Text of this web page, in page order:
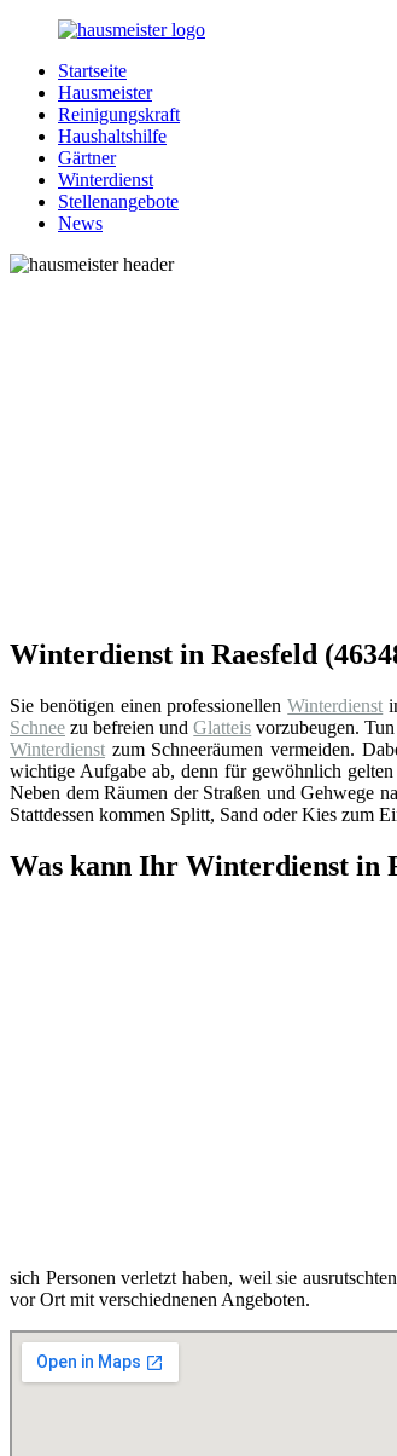
Zurück
Inhalt
Hausmeister.de
Alles
rund
Ihren
Haushalt
Startseite
Hausmeister
Reinigungskraft
Haushaltshilfe
Gärtner
Winterdienst
Stellenangebote
News
Winterdienst in Raesfeld
Sie benötigen einen professionellenWinterdienst
Schnee zu befreien undGlatteis vorzubeugen.
Winterdienst zum Schneeräumen vermeiden.
wichtige Aufgabe ab, denn für gewöhnlich gelten
Neben dem Räumen der Straßen und Gehwege
Stattdessen kommen Splitt, Sand oder Kies zum
Was kann Ihr Winterdienst in
sich Personen verletzt haben, weil sie
vor Ort mit verschiednenen Angeboten.